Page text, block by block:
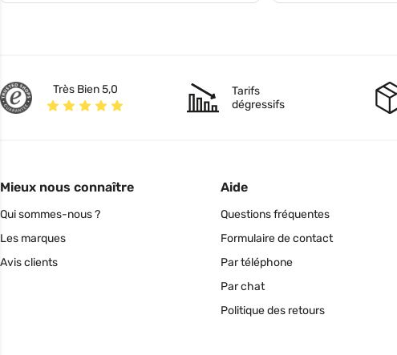
Très Bien 5,0
Tarifs
dégressifs
Mieux nous connaître
Qui sommes-nous ?
Les marques
Avis clients
Aide
Questions fréquentes
Formulaire de contact
Par téléphone
Par chat
Politique des retours